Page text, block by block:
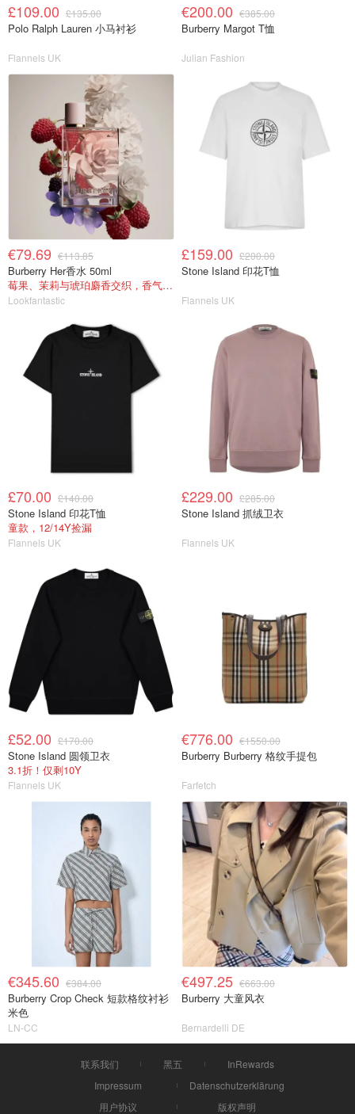
£109.00 £135.00
Polo Ralph Lauren 小马衬衫
Flannels UK
€200.00 €385.00
Burberry Margot T恤
Julian Fashion
€79.69 €113.85
Burberry Her香水 50ml
莓果、茉莉与琥珀麝香交织，香气甜美
Lookfantastic
£159.00 £200.00
Stone Island 印花T恤
Flannels UK
£70.00 £140.00
Stone Island 印花T恤
童款，12/14Y捡漏
Flannels UK
£229.00 £285.00
Stone Island 抓绒卫衣
Flannels UK
£52.00 £170.00
Stone Island 圆领卫衣
3.1折！仅剩10Y
Flannels UK
€776.00 €1550.00
Burberry Burberry 格纹手提包
Farfetch
€345.60 €384.00
Burberry Crop Check 短款格纹衬衫
米色
LN-CC
€497.25 €663.00
Burberry 大童风衣
Bernardelli DE
联系我们 黑五
InRewards
Impressum
Datenschutzerklärung
用户协议
版权声明